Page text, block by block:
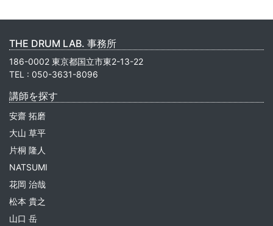
THE DRUM LAB. 事務所
186-0002 東京都国立市東2-13-22
TEL : 050-3631-8096
講師を探す
安齋 拓磨
大山 草平
片桐 隆人
NATSUMI
花岡 治哉
松本 貴之
山口 岳